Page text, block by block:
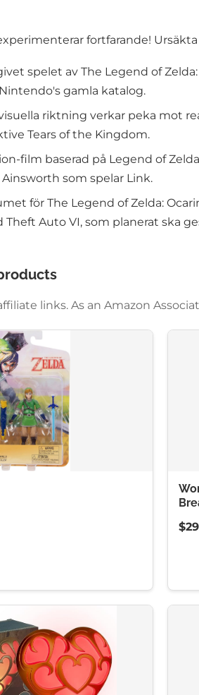
fortfarande!
spelet av The Legend of
gamla katalog.
riktning verkar peka mot
Tears of the Kingdom.
film baserad på Legend of
som spelar Link.
för The Legend of Zelda:
Theft Auto VI, som planerat ska
links. As an Amazon